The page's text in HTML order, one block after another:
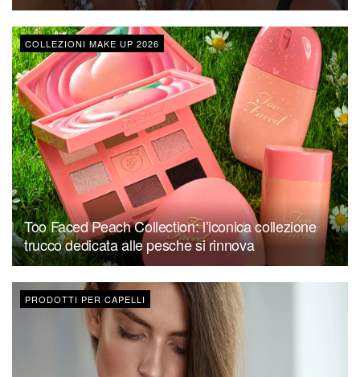
COLLEZIONI MAKE UP 2026
Too Faced Peach Collection: l’iconica collezione
trucco dedicata alle pesche si rinnova
PRODOTTI PER CAPELLI